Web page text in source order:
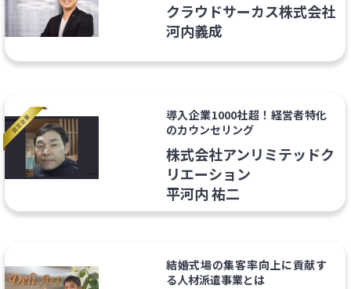
クラウドサーカス株式会社
河内義成
導入企業1000社超！経営者特化
のカウンセリング
株式会社アンリミテッドク
リエーション
平河内 祐二
結婚式場の集客率向上に貢献す
る人材派遣事業とは